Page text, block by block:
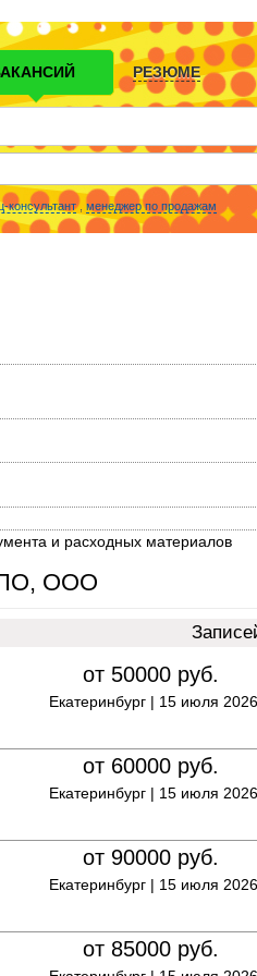
РЕЗЮМЕ
консультант, менеджер по продажам
и расходных материалов
ООО
от 50000 руб.
Екатеринбург | 15 июля 2026
от 60000 руб.
Екатеринбург | 15 июля 2026
от 90000 руб.
Екатеринбург | 15 июля 2026
от 85000 руб.